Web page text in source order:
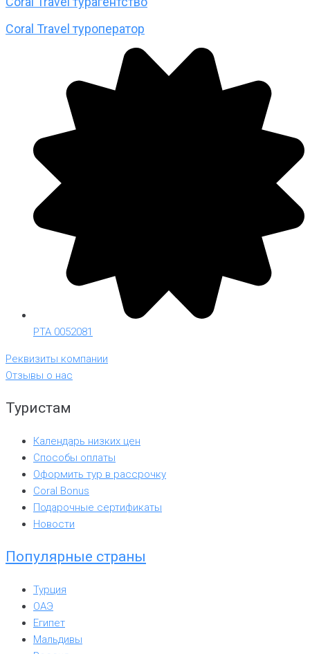
Coral Travel туроператор
РТА 0052081
Реквизиты компании
Отзывы о нас
Туристам
Календарь низких цен
Способы оплаты
Оформить тур в рассрочку
Coral Bonus
Подарочные сертификаты
Новости
Популярные страны
Турция
ОАЭ
Египет
Мальдивы